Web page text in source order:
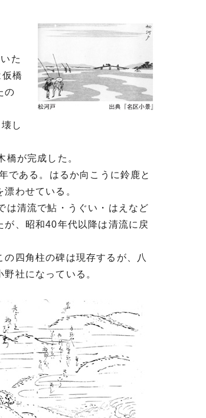
た
橋
の
し
が完成した。
である。はるか向こうに鈴鹿と
わせている。
清流で鮎・うぐい・はえなど
、昭和40年代以降は清流に戻
四角柱の碑は現存するが、八
社になっている。